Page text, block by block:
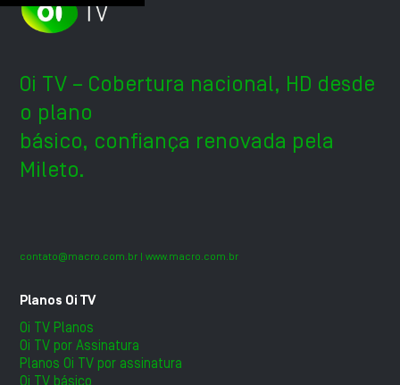
Oi TV – Cobertura nacional, HD desde
o plano
básico, confiança renovada pela
Mileto.
contato@macro.com.br | www.macro.com.br
Planos Oi TV
Oi TV Planos
Oi TV por Assinatura
Planos Oi TV por assinatura
Oi TV básico